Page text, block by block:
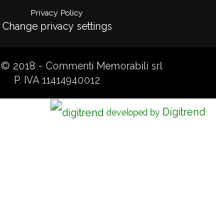
Privacy Policy
Change privacy settings
2018 - Commenti Memorabili srl
P. IVA 11414940012
developed by Digitrend